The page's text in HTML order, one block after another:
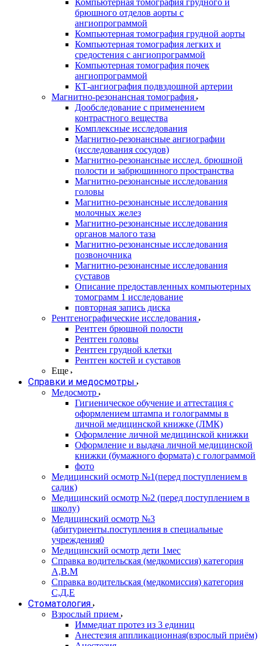
Компьютерная томография грудного и
брюшного отделов аорты с
ангиопрограммой
Компьютерная томография грудной аорты
Компьютерная томография легких и
средостения с ангиопрограммой
Компьютерная томография почек
ангиопрограммой
КТ-ангиография подвздошной артерии
Магнитно-резонансная томография
Дообследование с применением
контрастного вещества
Комплексные исследования
Магнитно-резонансные ангиографии
(исследования сосудов)
Магнитно-резонансные исслед. брюшной
полости и забрюшинного пространства
Магнитно-резонансные исследования
головы
Магнитно-резонансные исследования
молочных желез
Магнитно-резонансные исследования
органов малого таза
Магнитно-резонансные исследования
позвоночника
Магнитно-резонансные исследования
суставов
Описание предоставленных компьютерных
томограмм 1 исследование
повторная запись диска
Рентгенографические исследования
Рентген брюшной полости
Рентген головы
Рентген грудной клетки
Рентген костей и суставов
Еще
Справки и медосмотры
Медосмотр
Гигиеническое обучение и аттестация с
оформлением штампа и голограммы в
личной медицинской книжке (ЛМК)
Оформление личной медицинской книжки
Оформление и выдача личной медицинской
книжки (бумажного формата) с голограммой
фото
Медицинский осмотр №1(перед поступлением в
садик)
Медицинский осмотр №2 (перед поступлением в
школу)
Медицинский осмотр №3
(абитуриенты.поступления в специальные
учреждения0
Медицинский осмотр дети 1мес
Справка водительская (медкомиссия) категория
А,В.М
Справка водительская (медкомиссия) категория
С,Д,Е
Стоматология
Взрослый прием
Иммедиат протез из 3 единиц
Анестезия аппликационная(взрослый приём)